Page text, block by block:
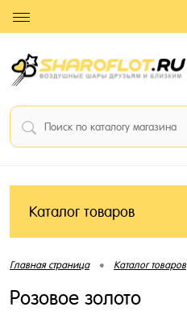
Каталог товаров
Главная страница • Каталог товаров
Розовое золото